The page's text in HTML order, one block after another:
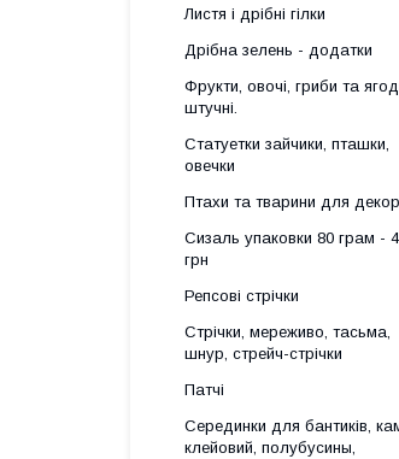
Листя і дрібні гілки
Дрібна зелень - додатки
Фрукти, овочі, гриби та
штучні.
Статуетки зайчики, пташки,
овечки
Птахи та тварини для
Сизаль упаковки 80 грам -
грн
Репсові стрічки
Стрічки, мереживо, тасьма,
шнур, стрейч-стрічки
Патчі
Серединки для бантиків,
клейовий, полубусины,